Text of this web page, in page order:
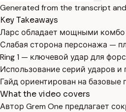
Generated from the transcript
Key Takeaways
Ларс обладает мощными комбо
Слабая сторона персонажа —
Ring 1 — ключевой удар для
Использование серий ударов и
Гайд ориентирован на
What the video covers
Автор Grem One предлагает